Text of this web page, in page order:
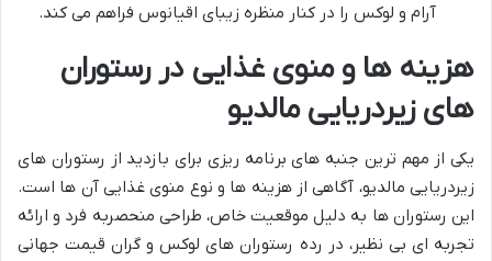
آرام و لوکس را در کنار منظره زیبای اقیانوس فراهم می کند.
هزینه ها و منوی غذایی در رستوران
های زیردریایی مالدیو
یکی از مهم ترین جنبه های برنامه ریزی برای بازدید از رستوران های
زیردریایی مالدیو، آگاهی از هزینه ها و نوع منوی غذایی آن ها است.
این رستوران ها به دلیل موقعیت خاص، طراحی منحصربه فرد و ارائه
تجربه ای بی نظیر، در رده رستوران های لوکس و گران قیمت جهانی